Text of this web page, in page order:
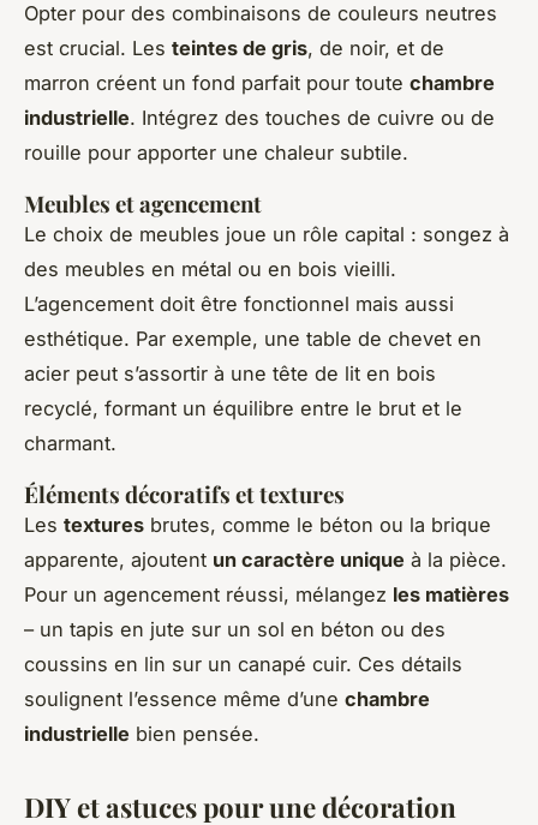
Opter pour des combinaisons de couleurs neutres
est crucial. Les teintes de gris, de noir, et de
marron créent un fond parfait pour toute chambre
industrielle. Intégrez des touches de cuivre ou de
rouille pour apporter une chaleur subtile.
Meubles et agencement
Le choix de meubles joue un rôle capital : songez à
des meubles en métal ou en bois vieilli.
L’agencement doit être fonctionnel mais aussi
esthétique. Par exemple, une table de chevet en
acier peut s’assortir à une tête de lit en bois
recyclé, formant un équilibre entre le brut et le
charmant.
Éléments décoratifs et textures
Les textures brutes, comme le béton ou la brique
apparente, ajoutent un caractère unique à la pièce.
Pour un agencement réussi, mélangez les matières
– un tapis en jute sur un sol en béton ou des
coussins en lin sur un canapé cuir. Ces détails
soulignent l’essence même d’une chambre
industrielle bien pensée.
DIY et astuces pour une décoration